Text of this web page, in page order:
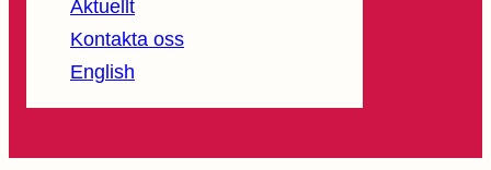
Aktuellt
Kontakta oss
English